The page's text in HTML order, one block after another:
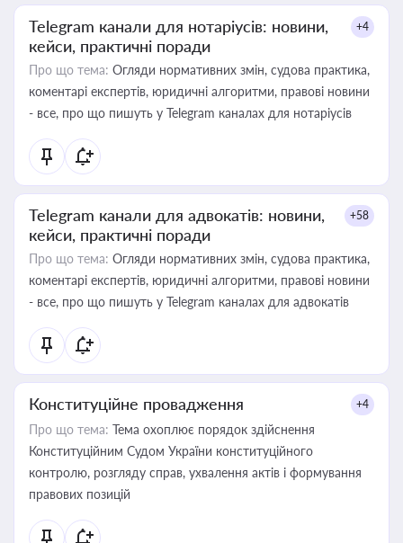
Telegram канали для нотаріусів: новини,
кейси, практичні поради
+4
Про що тема: Огляди нормативних змін, судова практика,
коментарі експертів, юридичні алгоритми, правові новини
- все, про що пишуть у Telegram каналах для нотаріусів
Telegram канали для адвокатів: новини,
кейси, практичні поради
+58
Про що тема: Огляди нормативних змін, судова практика,
коментарі експертів, юридичні алгоритми, правові новини
- все, про що пишуть у Telegram каналах для адвокатів
Конституційне провадження +4
Про що тема: Тема охоплює порядок здійснення
Конституційним Судом України конституційного
контролю, розгляду справ, ухвалення актів і формування
правових позицій